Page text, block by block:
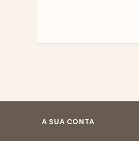
A SUA CONTA